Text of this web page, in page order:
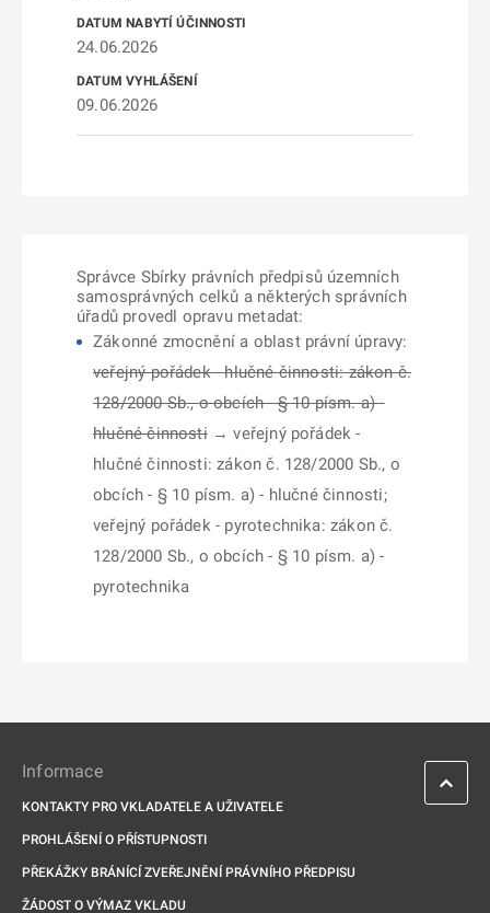
24.06.2026
09.06.2026
Správce Sbírky právních předpisů územních
samosprávných celků a některých správních
úřadů provedl opravu metadat:
Zákonné zmocnění a oblast právní úpravy:
veřejný pořádek - hlučné činnosti: zákon č.
128/2000 Sb., o obcích - § 10 písm. a) -
hlučné činnosti→ veřejný pořádek -
hlučné činnosti: zákon č. 128/2000 Sb., o
obcích - § 10 písm. a) - hlučné činnosti;
veřejný pořádek - pyrotechnika: zákon č.
128/2000 Sb., o obcích - § 10 písm. a) -
pyrotechnika
Informace
KONTAKTY PRO VKLADATELE A UŽIVATELE
PROHLÁŠENÍ O PŘÍSTUPNOSTI
PŘEKÁŽKY BRÁNÍCÍ ZVEŘEJNĚNÍ PRÁVNÍHO PŘEDPISU
ŽÁDOST O VÝMAZ VKLADU